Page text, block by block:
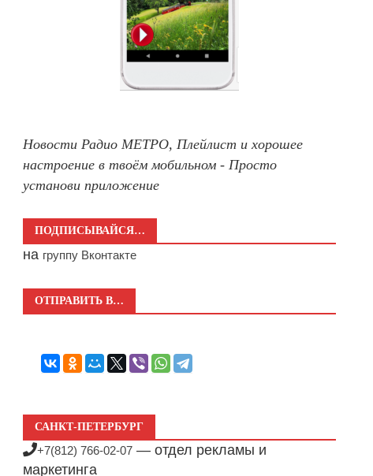
Новости Радио МЕТРО, Плейлист и хорошее
настроение в твоём мобильном - Просто
установи приложение
ПОДПИСЫВАЙСЯ…
на группу Вконтакте
ОТПРАВИТЬ В…
САНКТ-ПЕТЕРБУРГ
+7(812) 766-02-07 — отдел рекламы и
маркетинга